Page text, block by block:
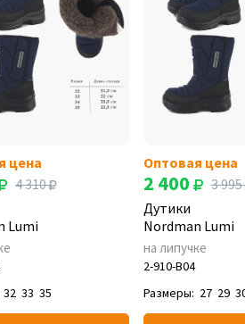
цена
4 310
Lumi
32 33 35
Оптовая цена
2 400
3 995
Дутики
Nordman Lumi
на липучке
2-910-B04
Размеры: 27 29